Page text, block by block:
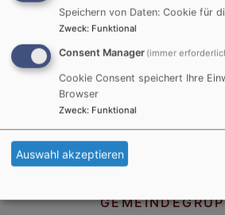
Wir freuen uns, wenn Sie Kontakt
Anschrift des Pfarramts: ( Achtung
Kirche ! ) Pfarramt Maria
Hauptmann-Str. 21 90763 Fürth So
Eine evangelisch-lutherische
gemeinsam von Pfarrer/in und
geleitet. Der Kirchenvorstand wird
gewählt. Somit ist die
Speichern von Daten: Cookie für
Zweck: Funktional
Consent Manager (immer
Cookie Consent speichert Ihre
Browser
Zweck: Funktional
Auswahl akzeptieren